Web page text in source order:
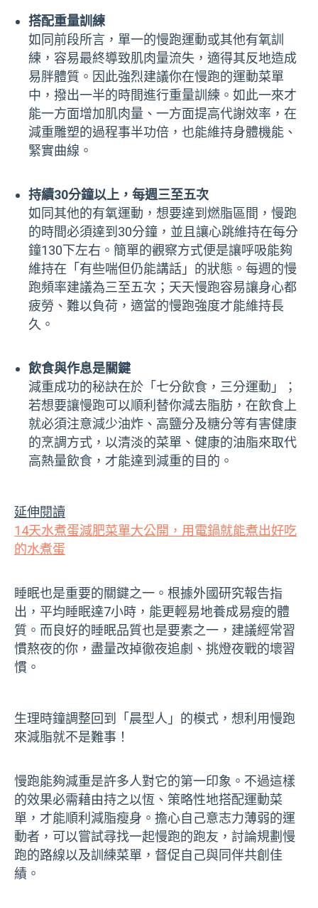
搭配重量訓練
如同前段所言，單一的慢跑運動或其他有氧訓
練，容易最終導致肌肉量流失，適得其反地造成
易胖體質。因此強烈建議你在慢跑的運動菜單
中，撥出一半的時間進行重量訓練。如此一來才
能一方面增加肌肉量、一方面提高代謝效率，在
減重雕塑的過程事半功倍，也能維持身體機能、
緊實曲線。
持續30分鐘以上，每週三至五次
如同其他的有氧運動，想要達到燃脂區間，慢跑
的時間必須達到30分鐘，並且讓心跳維持在每分
鐘130下左右。簡單的觀察方式便是讓呼吸能夠
維持在「有些喘但仍能講話」的狀態。每週的慢
跑頻率建議為三至五次；天天慢跑容易讓身心都
疲勞、難以負荷，適當的慢跑強度才能維持長
久。
飲食與作息是關鍵
減重成功的秘訣在於「七分飲食，三分運動」；
若想要讓慢跑可以順利替你減去脂肪，在飲食上
就必須注意減少油炸、高鹽分及糖分等有害健康
的烹調方式，以清淡的菜單、健康的油脂來取代
高熱量飲食，才能達到減重的目的。
延伸閱讀
14天水煮蛋減肥菜單大公開，用電鍋就能煮出好吃
的水煮蛋
睡眠也是重要的關鍵之一。根據外國研究報告指
出，平均睡眠達7小時，能更輕易地養成易瘦的體
質。而良好的睡眠品質也是要素之一，建議經常習
慣熬夜的你，盡量改掉徹夜追劇、挑燈夜戰的壞習
慣。
生理時鐘調整回到「晨型人」的模式，想利用慢跑
來減脂就不是難事！
慢跑能夠減重是許多人對它的第一印象。不過這樣
的效果必需藉由持之以恆、策略性地搭配運動菜
單，才能順利減脂瘦身。 擔心自己意志力薄弱的運
動者，可以嘗試尋找一起慢跑的跑友，討論規劃慢
跑的路線以及訓練菜單，督促自己與同伴共創佳
績。